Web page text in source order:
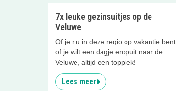
7x leuke gezinsuitjes op de
Veluwe
Of je nu in deze regio op vakantie bent
of je wilt een dagje eropuit naar de
Veluwe, altijd een topplek!
Lees meer